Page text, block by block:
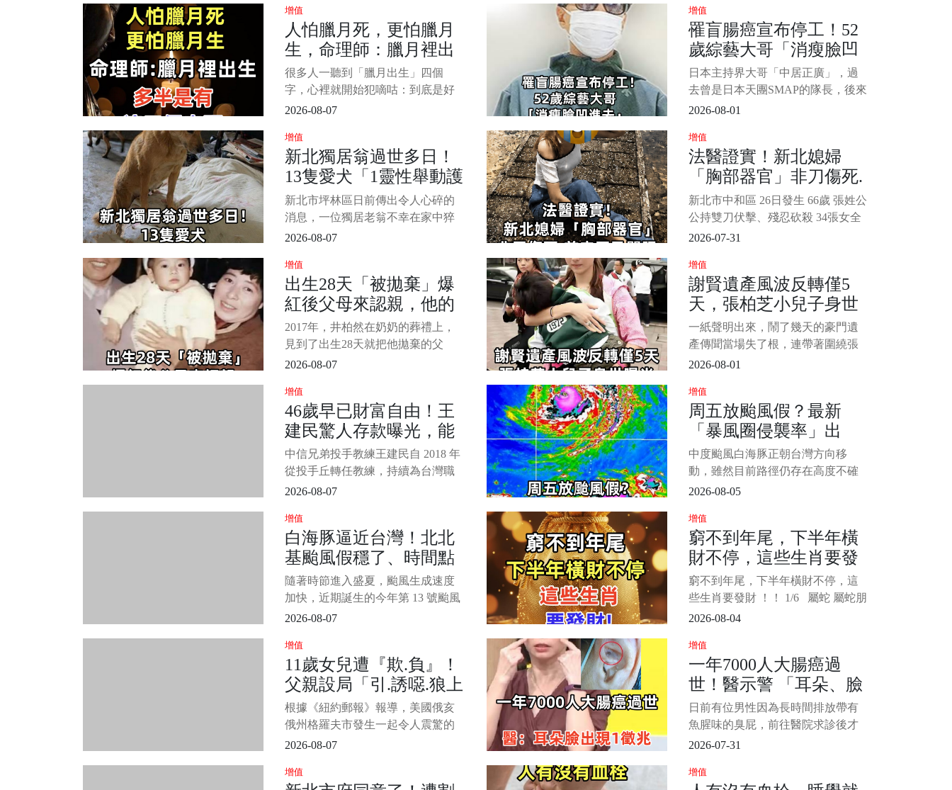
她們做生意發財後，天天大吃大
喝，點很多菜，就吃一點點。 有一
天姐姐李麗因乳腺癌走了，妹妹李
珊痛不欲生，每天思念姐姐。
增值
人怕臘月死，更怕臘月
生，命理師：臘月裡出
生的人，多半是有這三
個來頭
很多人一聽到「臘月出生」四個
字，心裡就開始犯嘀咕：到底是好
命，還是苦命呢？ 老話總說「人怕
解？ 今天我們就把臘月出生的命理
層層剖開，為你揭開背後的秘密！
別著急，聽完這篇你一定會有深刻
的思考，甚至可能對號入座，認出
身邊的臘月出生之人。 1/7 &nb
2026-08-07
增值
新北獨居翁過世多日！
13隻愛犬「1靈性舉動護
主」逼哭警消
新北市坪林區日前傳出令人心碎的
消息，一位獨居老翁不幸在家中猝
然離世，直到里長發現異常報案，
感人卻令人鼻酸的故事。 1/5 圖片
來源：聯合新聞 當天是由坪林區粗
窟里里長李志忠會同區公所人員通
報此事。 救援隊伍進入屋內後發
2026-08-07
增值
出生28天「被拋棄」爆
紅後父母來認親，他的
決定讓粉絲怒贊
2017年，井柏然在奶奶的葬禮上，
見到了出生28天就把他拋棄的父
母，他們低聲下氣地請求井柏然的
滿面。 在娛樂圈混得風生水起的井
柏然，其實背後藏著一段讓人唏噓
的往事。 出生沒多久就被父母扔下
不管，靠爺爺奶奶拉扯大，奶奶去
世那年，他們突然冒出來求原諒。
2026-08-07
增值
46歲早已財富自由！王
建民驚人存款曝光，能
躺平還要當中信教練只
因4字...
中信兄弟投手教練王建民自 2018 年
從投手丘轉任教練，持續為台灣職
棒環境注入心力，並多次隨台灣隊
（4）日分享前幾日在桃園球場與王
建民見面的對話， 1/4 透露現年 46
歲的王建民其實早在 10 年前就已實
現財富自由，之所以決
2026-08-07
增值
白海豚逼近台灣！北北
基颱風假穩了、時間點
曝光，中南部難度很
高...
隨著時節進入盛夏，颱風生成速度
加快，近期誕生的今年第 13 號颱風
「白海豚」目前持續逼近台灣。 1/4
市及離島 120 小時颱風暴風侵襲機
率」顯示， 未來 5 天北台灣與東北
部地區受暴風圈影響的可能性最
高，民眾需密切留意最
2026-08-07
增值
11歲女兒遭『欺.負』！
父親設局「引.誘噁.狼上
門」轟2槍.私刑報復
根據《紐約郵報》報導，美國俄亥
俄州格羅夫市發生一起令人震驚的
案件， 一名11歲女童在家中遭到侵
犯影片後，案情才因此曝光。 影片
2026-08-07
增值
名義活動，其家庭狀態也成為外界
關注焦點。 近日更有傳聞指出，其
身分證配偶欄已悄然空白，雖然老
婆慈惠（林慈惠）並未正式說明婚
姻現況，但她昨（12）日凌晨
增值
罹盲腸癌宣布停工！52
歲綜藝大哥「消瘦臉凹
進去」公司鬆口「叫救
護車2度手術」憔悴模樣
曝
日本主持界大哥「中居正廣」，過
去曾是日本天團SMAP的隊長，後來
從偶像界轉戰綜藝圈後，靠著帥氣
觀眾的喜愛，雖然後來爆出不少醜
聞，但在日本地位依然崇高。 只是
2022年傳出，打拚超過30年以來，
幾乎沒有請過長假的他，突然宣布
停工休養1個月，後面就有知情人士
透露，
2026-08-01
增值
法醫證實！新北媳婦
「胸部器官」非刀傷死.
前來不及闔眼、慘狀令
人心疼...
新北市中和區 26日發生 66歲 張姓公
公持雙刀伏擊、殘忍砍殺 34張女全
身慘遭砍刀，致命傷位於頸部，導
不及閔眼便離世， 1/4 死狀公寓相
當慘慘慘慘死於樓梯間。 發後一度
傳出死者高度敏感器官遭割除離奇
消失，欠社會；然而法醫
2026-07-31
增值
謝賢遺產風波反轉僅5
天，張柏芝小兒子身世
曝光，是我們誤會了
一紙聲明出來，鬧了幾天的豪門遺
產傳聞當場失了根，連帶著圍繞張
柏芝小兒子的身世猜測，也被證明
路上突然冒出一份說得極細的“遺囑
內容”，其中最扎眼的說法，是大部
分資產留給了兩位長孫，剩下一部
分由謝霆鋒和謝婷婷分配
2026-08-01
增值
周五放颱風假？最新
「暴風圈侵襲率」出
爐 北北基桃最高
中度颱風白海豚正朝台灣方向移
動，雖然目前路徑仍存在高度不確
定性，但北轉的幅度將直接決定對
區將面臨最直接的威脅，民眾最關
心的週五（7日）颱風假問題，氣象
署已發布最新暴風圈侵襲機率供參
考。 圖片來源：中央氣象局 1/4 根
據
2026-08-05
增值
窮不到年尾，下半年橫
財不停，這些生肖要發
財 ！！
窮不到年尾，下半年橫財不停，這
些生肖要發財 ！！ 1/6 屬蛇 屬蛇朋
友從此擺脫緊巴巴日子，下半年暗
實力終於派上用場，眼光獨到一抓
就中大財，旁人看不懂的商機你隨
手就撿到金山！橫財一波接一波從
四面八方湧來，舊合作送上大分
紅，意外驚
2026-08-04
增值
一年7000人大腸癌過
世！醫示警 「耳朵、臉
出現1徵兆」趕快就醫
日前有位男性因為長時間排放帶有
魚腥味的臭屁，前往醫院求診後才
發現已經罹患大腸癌末期，醫生也
化，應盡快前往醫療院所接受檢
2026-07-31
增值